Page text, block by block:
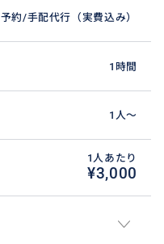
予約/手配代行（実費込み）
1時間
1人〜
1人あたり
¥3,000